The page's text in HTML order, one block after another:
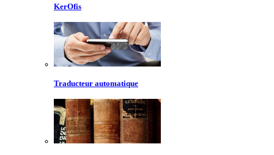
KerOfis
Traducteur automatique